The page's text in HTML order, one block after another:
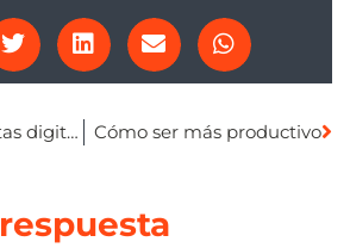
Las 10 herramientas digitales imprescindibles para impulsar tu negocio Cómo ser más productivo